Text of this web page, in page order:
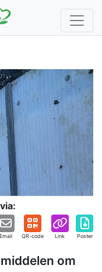
Email QR-code Link Poster
om